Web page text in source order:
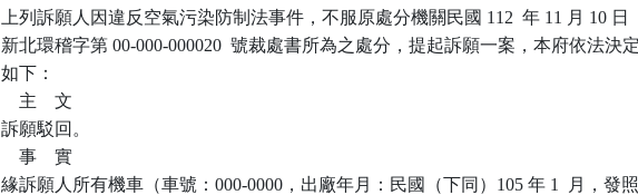
上列訴願人因違反空氣污染防制法事件，不服原處分機關民國 112  年 11 月 10 日
新北環稽字第 00-000-000020  號裁處書所為之處分，提起訴願一案，本府依法決定
如下：
    主    文
訴願駁回。
    事    實
緣訴願人所有機車（車號：000-0000，出廠年月：民國（下同）105 年 1  月，發照